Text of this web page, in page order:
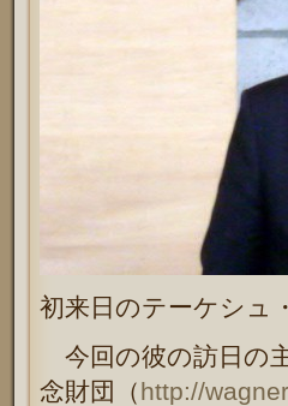
初来日のテーケシュ
今回の彼の訪日の
念財団（http://